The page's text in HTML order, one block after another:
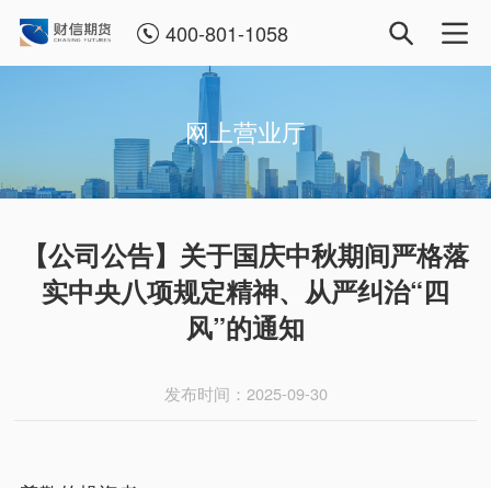
400-801-1058
网上营业厅
【公司公告】关于国庆中秋期间严格落
实中央八项规定精神、从严纠治“四
风”的通知
发布时间：2025-09-30